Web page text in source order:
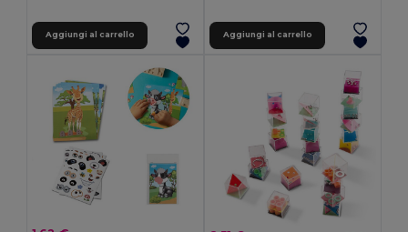
Aggiungi al carrello Aggiungi al carrello